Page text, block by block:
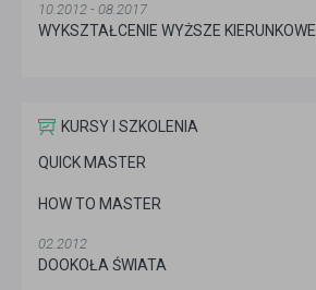
10.2012 - 08.2017
WYKSZTAŁCENIE WYŻSZE KIERUNKOWE
KURSY I SZKOLENIA
QUICK MASTER
HOW TO MASTER
02.2012
DOOKOŁA ŚWIATA